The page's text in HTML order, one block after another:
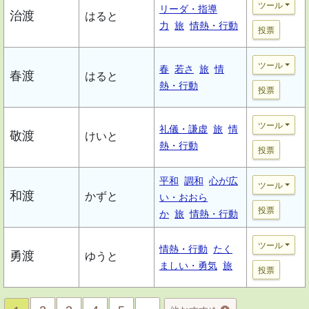
治渡 はると
リーダ・指導
力
旅 情熱・行動
ツール
投票
春渡 はると
春 若さ 旅 情
熱・行動
ツール
投票
敬渡 けいと
礼儀・謙虚 旅 情
熱・行動
ツール
投票
和渡 かずと
平和 調和 心が広
い・おおら
か 旅 情熱・行動
ツール
投票
勇渡 ゆうと
情熱・行動
たく
ましい・勇気 旅
ツール
投票